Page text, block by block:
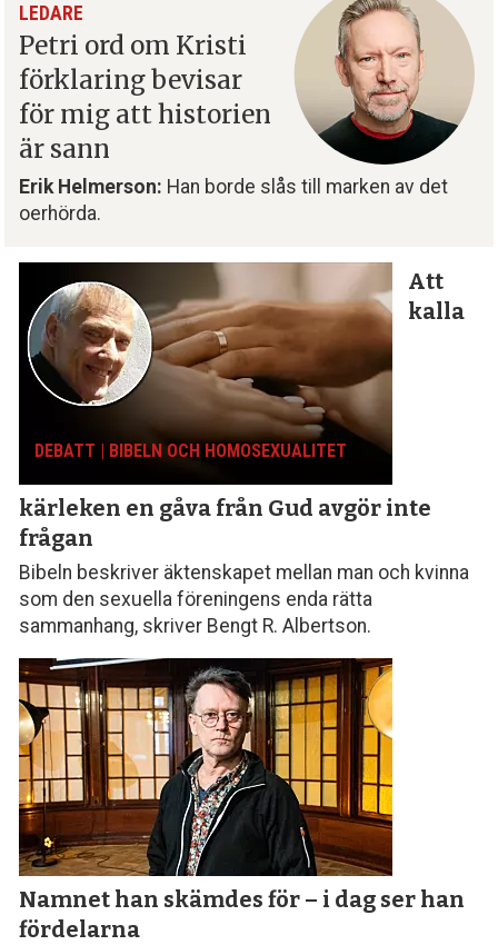
LEDARE
Petri ord om Kristi
förklaring bevisar
för mig att historien
är sann
Erik Helmerson: Han borde slås till marken av det
oerhörda.
DEBATT | BIBELN OCH HOMOSEXUALITET
Att
kalla
kärleken en gåva från Gud avgör inte
frågan
Bibeln beskriver äktenskapet mellan man och kvinna
som den sexuella föreningens enda rätta
sammanhang, skriver Bengt R. Albertson.
Namnet han skämdes för – i dag ser han
fördelarna